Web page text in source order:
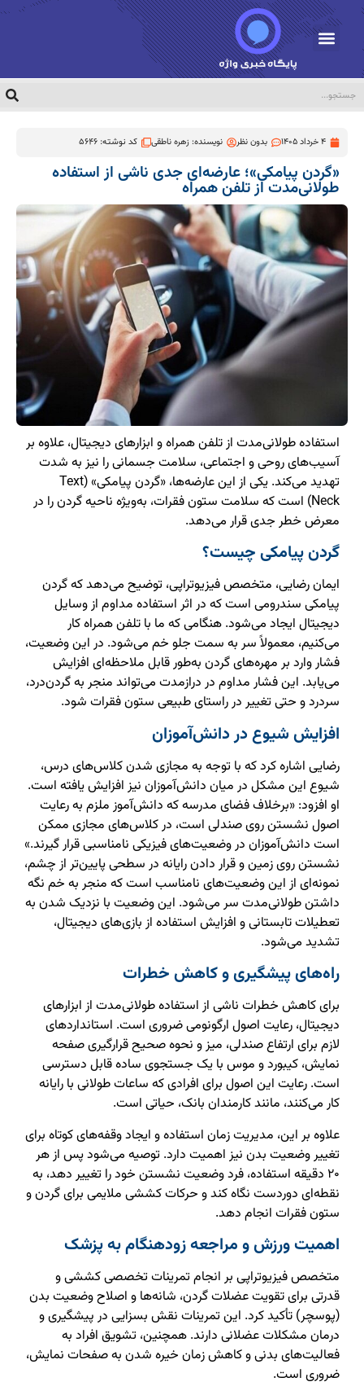
4 خرداد 1405 بدون نظر نویسنده:زهره ناطقی کد نوشته: 5646
«گردن پیامکی»؛ عارضه‌ای جدی ناشی از استفاده
طولانی‌مدت از تلفن همراه
استفاده طولانی‌مدت از تلفن همراه و ابزارهای دیجیتال، علاوه بر
آسیب‌های روحی و اجتماعی، سلامت جسمانی را نیز به شدت
تهدید می‌کند. یکی از این عارضه‌ها، «گردن پیامکی» (Text
Neck) است که سلامت ستون فقرات، به‌ویژه ناحیه گردن را در
معرض خطر جدی قرار می‌دهد.
گردن پیامکی چیست؟
ایمان رضایی، متخصص فیزیوتراپی، توضیح می‌دهد که گردن
پیامکی سندرومی است که در اثر استفاده مداوم از وسایل
دیجیتال ایجاد می‌شود. هنگامی که ما با تلفن همراه کار
می‌کنیم، معمولاً سر به سمت جلو خم می‌شود. در این وضعیت،
فشار وارد بر مهره‌های گردن به‌طور قابل ملاحظه‌ای افزایش
می‌یابد. این فشار مداوم در درازمدت می‌تواند منجر به گردن‌درد،
سردرد و حتی تغییر در راستای طبیعی ستون فقرات شود.
افزایش شیوع در دانش‌آموزان
رضایی اشاره کرد که با توجه به مجازی شدن کلاس‌های درس،
شیوع این مشکل در میان دانش‌آموزان نیز افزایش یافته است.
او افزود: «برخلاف فضای مدرسه که دانش‌آموز ملزم به رعایت
اصول نشستن روی صندلی است، در کلاس‌های مجازی ممکن
است دانش‌آموزان در وضعیت‌های فیزیکی نامناسبی قرار گیرند.»
نشستن روی زمین و قرار دادن رایانه در سطحی پایین‌تر از چشم،
نمونه‌ای از این وضعیت‌های نامناسب است که منجر به خم نگه
داشتن طولانی‌مدت سر می‌شود. این وضعیت با نزدیک شدن به
تعطیلات تابستانی و افزایش استفاده از بازی‌های دیجیتال،
تشدید می‌شود.
راه‌های پیشگیری و کاهش خطرات
برای کاهش خطرات ناشی از استفاده طولانی‌مدت از ابزارهای
دیجیتال، رعایت اصول ارگونومی ضروری است. استانداردهای
لازم برای ارتفاع صندلی، میز و نحوه صحیح قرارگیری صفحه
نمایش، کیبورد و موس با یک جستجوی ساده قابل دسترسی
است. رعایت این اصول برای افرادی که ساعات طولانی با رایانه
کار می‌کنند، مانند کارمندان بانک، حیاتی است.
علاوه بر این، مدیریت زمان استفاده و ایجاد وقفه‌های کوتاه برای
تغییر وضعیت بدن نیز اهمیت دارد. توصیه می‌شود پس از هر
۲۰ دقیقه استفاده، فرد وضعیت نشستن خود را تغییر دهد، به
نقطه‌ای دوردست نگاه کند و حرکات کششی ملایمی برای گردن و
ستون فقرات انجام دهد.
اهمیت ورزش و مراجعه زودهنگام به پزشک
متخصص فیزیوتراپی بر انجام تمرینات تخصصی کششی و
قدرتی برای تقویت عضلات گردن، شانه‌ها و اصلاح وضعیت بدن
(پوسچر) تأکید کرد. این تمرینات نقش بسزایی در پیشگیری و
درمان مشکلات عضلانی دارند. همچنین، تشویق افراد به
فعالیت‌های بدنی و کاهش زمان خیره شدن به صفحات نمایش،
ضروری است.